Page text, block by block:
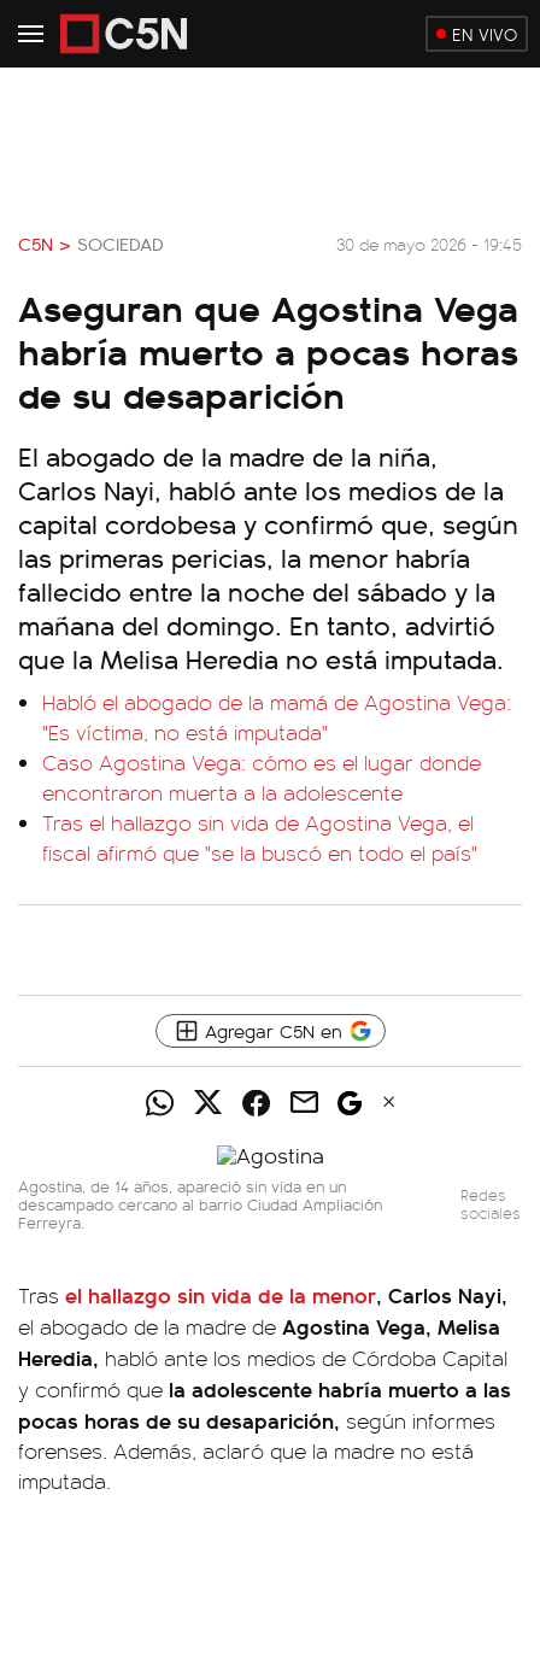
EN VIVO
C5N > SOCIEDAD 30 de mayo 2026 - 19:45
Aseguran que Agostina Vega
habría muerto a pocas horas
de su desaparición
El abogado de la madre de la niña,
Carlos Nayi, habló ante los medios de la
capital cordobesa y confirmó que, según
las primeras pericias, la menor habría
fallecido entre la noche del sábado y la
mañana del domingo. En tanto, advirtió
que la Melisa Heredia no está imputada.
Habló el abogado de la mamá de Agostina Vega:
"Es víctima, no está imputada"
Caso Agostina Vega: cómo es el lugar donde
encontraron muerta a la adolescente
Tras el hallazgo sin vida de Agostina Vega, el
fiscal afirmó que "se la buscó en todo el país"
Agregar C5N en
Agostina, de 14 años, apareció sin vida en un
descampado cercano al barrio Ciudad Ampliación
Ferreyra.
Redes
sociales
Tras el hallazgo sin vida de la menor, Carlos Nayi,
el abogado de la madre de Agostina Vega, Melisa
Heredia, habló ante los medios de Córdoba Capital
y confirmó que la adolescente habría muerto a las
pocas horas de su desaparición, según informes
forenses. Además, aclaró que la madre no está
imputada.